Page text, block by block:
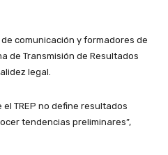
comunicación y formadores de
de Transmisión de Resultados
legal.
TREP no define resultados
tendencias preliminares”,